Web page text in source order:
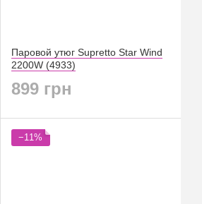
Паровой утюг Supretto Star Wind
2200W (4933)
899 грн
−11%